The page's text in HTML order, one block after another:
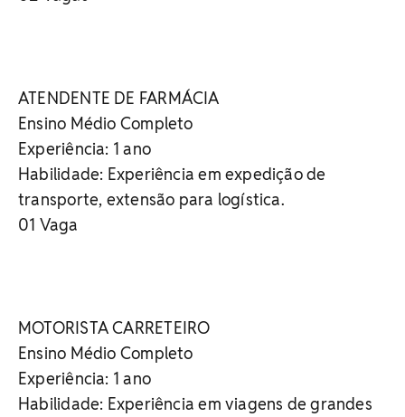
ATENDENTE DE FARMÁCIA
Ensino Médio Completo
Experiência: 1 ano
Habilidade: Experiência em expedição de
transporte, extensão para logística.
01 Vaga
MOTORISTA CARRETEIRO
Ensino Médio Completo
Experiência: 1 ano
Habilidade: Experiência em viagens de grandes